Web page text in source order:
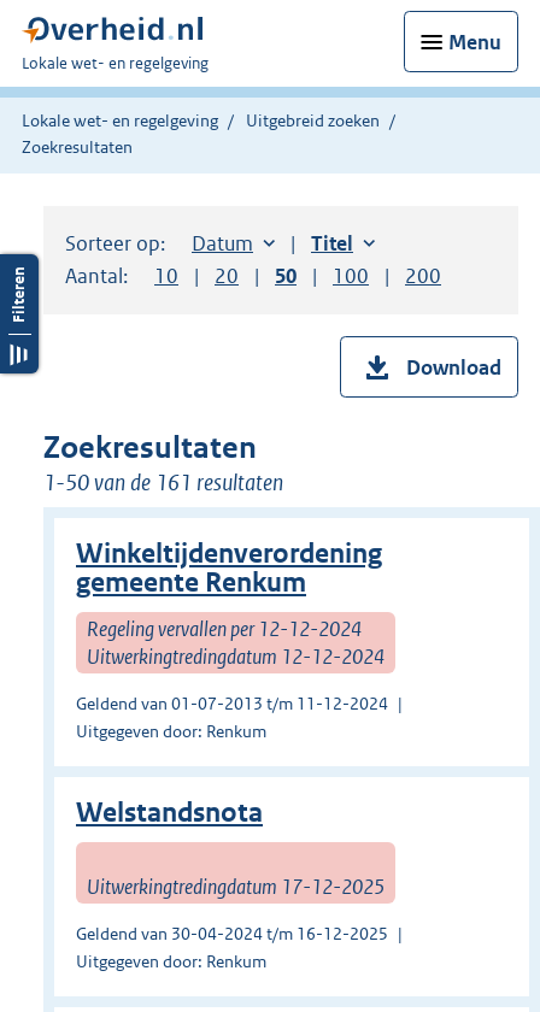
Menu
U
bent
hier:
Lokale wet- en regelgeving
Lokale wet- en regelgeving
Uitgebreid zoeken
Zoekresultaten
Sorteer op: Sorteer op:
Datum aflopendSorteer op:
Titel oplopend
Aantal:
Toon
10 resultaten per pagina
Toon
20 resultaten per pagina
Toon
50 resultaten per pagina
Toon
100 resultaten per
Toon
200
Download
Zoekresultaten
1-50 van de 161 resultaten
Winkeltijdenverordening
gemeente Renkum
Regeling vervallen per 12-12-2024
Uitwerkingtredingdatum 12-12-2024
Geldend van 01-07-2013 t/m 11-12-2024
Uitgegeven door: Renkum
Welstandsnota
Uitwerkingtredingdatum 17-12-2025
Geldend van 30-04-2024 t/m 16-12-2025
Uitgegeven door: Renkum